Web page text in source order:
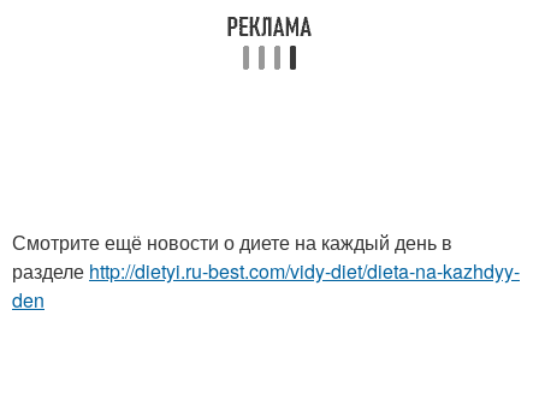
Смотрите ещё новости о диете на каждый день в
разделе http://dietyi.ru-best.com/vidy-diet/dieta-na-kazhdyy-
den